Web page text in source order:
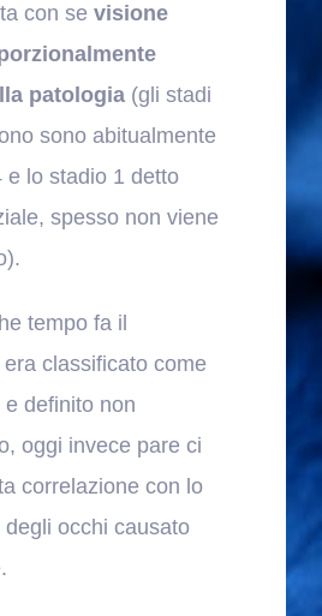
con se visione
patologia (gli stadi
sono abitualmente
e lo stadio 1 detto
spesso non viene
tempo fa il
classificato come
definito non
oggi invece pare ci
correlazione con lo
occhi causato